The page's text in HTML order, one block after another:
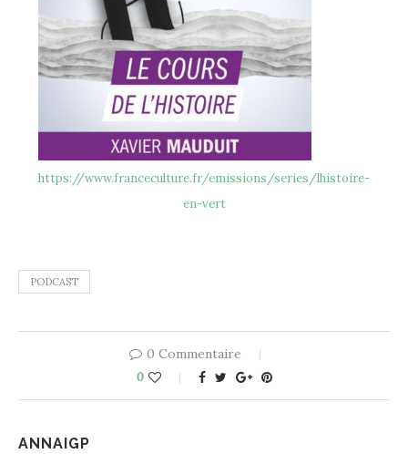
https://www.franceculture.fr/emissions/series/lhistoire-
en-vert
PODCAST
0 Commentaire
0
ANNAIGP